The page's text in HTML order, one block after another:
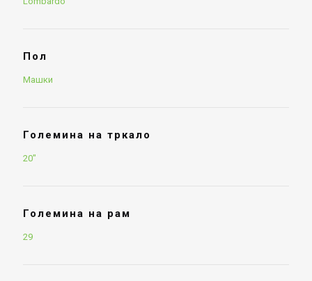
Пол
Машки
Големина на тркало
20"
Големина на рам
29